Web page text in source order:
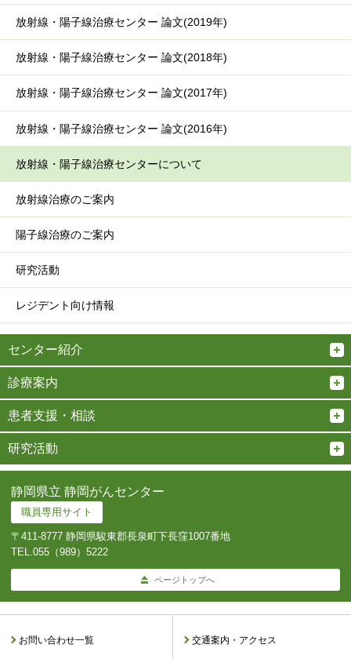
放射線・陽子線治療センター 論文(2019年)
放射線・陽子線治療センター 論文(2018年)
放射線・陽子線治療センター 論文(2017年)
放射線・陽子線治療センター 論文(2016年)
放射線・陽子線治療センターについて
放射線治療のご案内
陽子線治療のご案内
研究活動
レジデント向け情報
センター紹介
診療案内
患者支援・相談
研究活動
静岡県立 静岡がんセンター
職員専用サイト
〒411-8777 静岡県駿東郡長泉町下長窪1007番地
TEL. 055（989）5222
ページトップへ
お問い合わせ一覧 交通案内・アクセス